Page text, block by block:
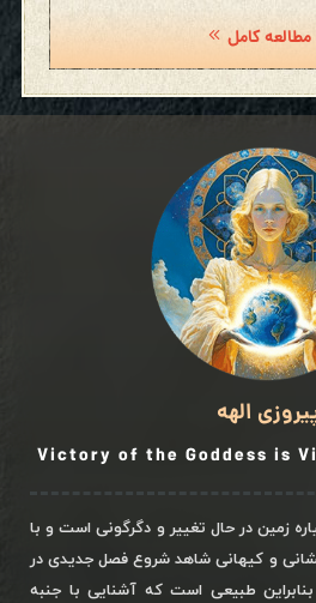
مطالعه کامل
الهه
Victory of the Goddess is
زمین در حال تغییر و دگرگونی است و با
و کیهانی شاهد شروع فصل جدیدی در
طبیعی است که آشنایی با جنبه